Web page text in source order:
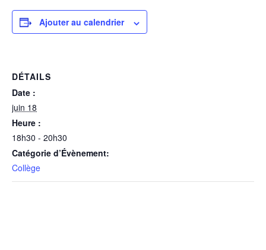
Ajouter au calendrier
DÉTAILS
Date :
juin 18
Heure :
18h30 - 20h30
Catégorie d’Évènement:
Collège